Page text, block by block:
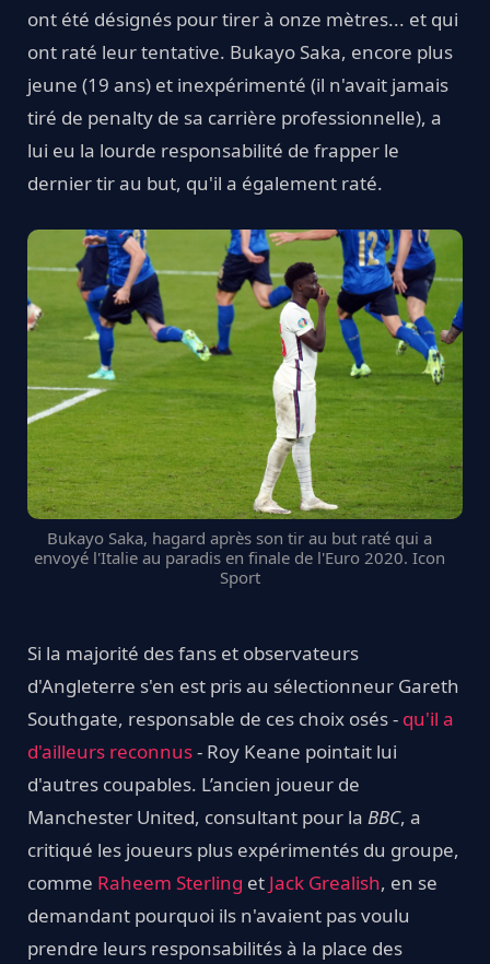
ont été désignés pour tirer à onze mètres... et qui
ont raté leur tentative. Bukayo Saka, encore plus
jeune (19 ans) et inexpérimenté (il n'avait jamais
tiré de penalty de sa carrière professionnelle), a
lui eu la lourde responsabilité de frapper le
dernier tir au but, qu'il a également raté.
Bukayo Saka, hagard après son tir au but raté qui a
envoyé l'Italie au paradis en finale de l'Euro 2020. Icon
Sport
Si la majorité des fans et observateurs
d'Angleterre s'en est pris au sélectionneur Gareth
Southgate, responsable de ces choix osés - qu'il a
d'ailleurs reconnus- Roy Keane pointait lui
d'autres coupables. L’ancien joueur de
Manchester United, consultant pour la BBC, a
critiqué les joueurs plus expérimentés du groupe,
comme Raheem Sterling et Jack Grealish, en se
demandant pourquoi ils n'avaient pas voulu
prendre leurs responsabilités à la place des